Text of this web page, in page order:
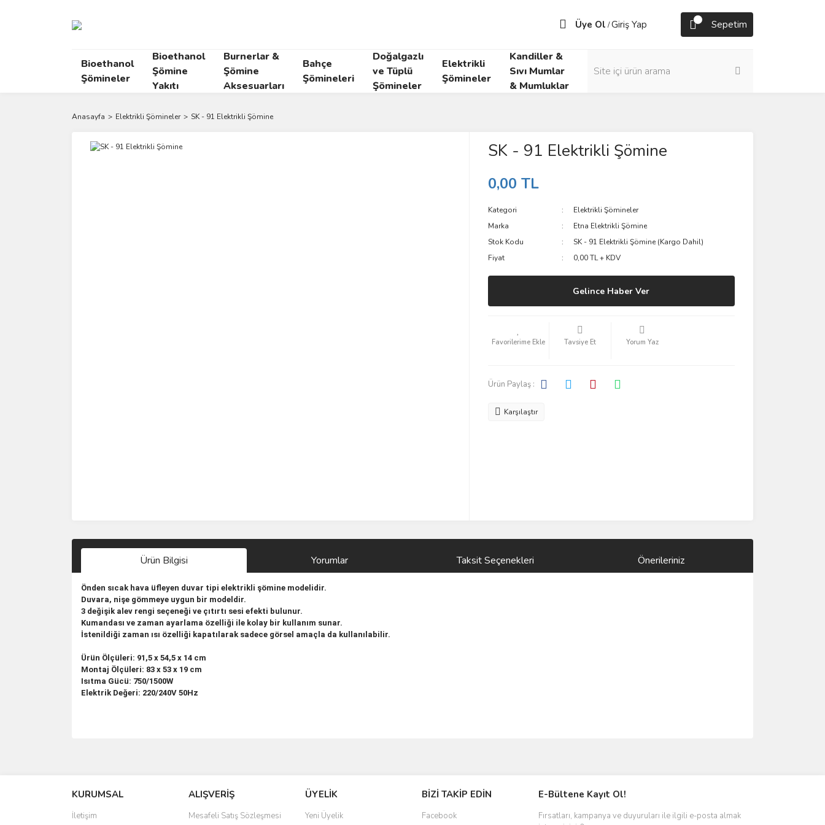
Üye Ol /Giriş Yap Sepetim
Bioethanol
Şömineler
Bioethanol
Şömine
Yakıtı
Burnerlar &
Şömine
Aksesuarları
Bahçe
Şömineleri
Doğalgazlı
ve Tüplü
Şömineler
Elektrikli
Şömineler
Kandiller &
Sıvı Mumlar
& Mumluklar
Anasayfa Elektrikli Şömineler SK - 91 Elektrikli Şömine
SK - 91 Elektrikli Şömine
0,00 TL
Kategori
Elektrikli Şömineler
Marka
Etna Elektrikli Şömine
Stok Kodu
SK - 91 Elektrikli Şömine (Kargo Dahil)
Fiyat
0,00 TL + KDV
Gelince Haber Ver
Tavsiye Et Yorum Yaz
Ürün Paylaş :
Karşılaştır
Ürün Bilgisi Yorumlar Taksit Seçenekleri Önerileriniz
Önden sıcak hava üfleyen duvar tipi elektrikli şömine modelidir.
Duvara, nişe gömmeye uygun bir modeldir.
3 değişik alev rengi seçeneği ve çıtırtı sesi efekti bulunur.
Kumandası ve zaman ayarlama özelliği ile kolay bir kullanım sunar.
İstenildiği zaman ısı özelliği kapatılarak sadece görsel amaçla da kullanılabilir.
Ürün Ölçüleri: 91,5 x 54,5 x 14 cm
Montaj Ölçüleri: 83 x 53 x 19 cm
Isıtma Gücü: 750/1500W
Elektrik Değeri: 220/240V 50Hz
Ürün resmi kalitesiz, bozuk veya görüntülenemiyor.
Ürün açıklamasında eksik bilgiler bulunuyor.
KURUMSAL
İletişim
ALIŞVERİŞ
Mesafeli Satış Sözleşmesi
ÜYELİK
Yeni Üyelik
BİZİ TAKİP EDİN
Facebook
E-Bültene Kayıt Ol!
Fırsatları, kampanya ve duyuruları ile ilgili e-posta almak